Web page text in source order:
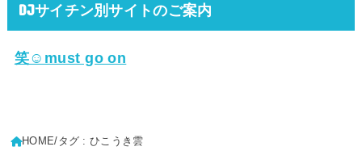
DJサイチン別サイトのご案内
笑☺must go on
HOME タグ : ひこうき雲